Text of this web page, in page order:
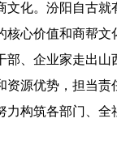
化。 汾阳自古就
核心价值和商帮
部、企业家走出
资源优势，担当
力构筑各部门、